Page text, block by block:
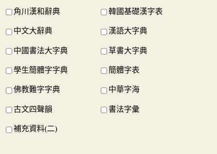
角川漢和辭典 韓國基礎漢字表
中文大辭典 漢語大字典
中國書法大字典 草書大字典
學生簡體字字典 簡體字表
佛教難字字典 中華字海
古文四聲韻 書法字彙
補充資料(二)